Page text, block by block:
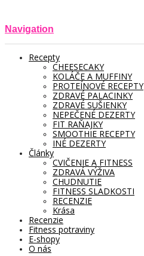
Navigation
Recepty
CHEESECAKY
KOLÁČE A MUFFINY
PROTEÍNOVÉ RECEPTY
ZDRAVÉ PALACINKY
ZDRAVÉ SUŠIENKY
NEPEČENÉ DEZERTY
FIT RAŇAJKY
SMOOTHIE RECEPTY
INÉ DEZERTY
Články
CVIČENIE A FITNESS
ZDRAVÁ VÝŽIVA
CHUDNUTIE
FITNESS SLADKOSTI
RECENZIE
Krása
Recenzie
Fitness potraviny
E-shopy
O nás